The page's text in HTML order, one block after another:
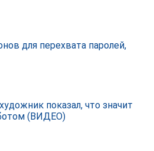
для перехвата паролей,
показал, что значит
(ВИДЕО)